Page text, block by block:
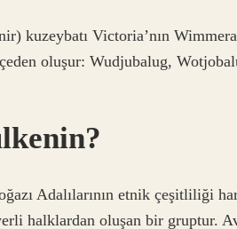
kuzeybatı Victoria’nın
oluşur: Wudjubalug,
Adalılarının etnik çeşitliliği
halklardan oluşan bir gruptur.